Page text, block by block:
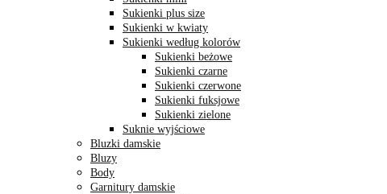
Sukienki plus size
Sukienki w kwiaty
Sukienki według kolorów
Sukienki beżowe
Sukienki czarne
Sukienki czerwone
Sukienki fuksjowe
Sukienki zielone
Suknie wyjściowe
Bluzki damskie
Bluzy
Body
Garnitury damskie